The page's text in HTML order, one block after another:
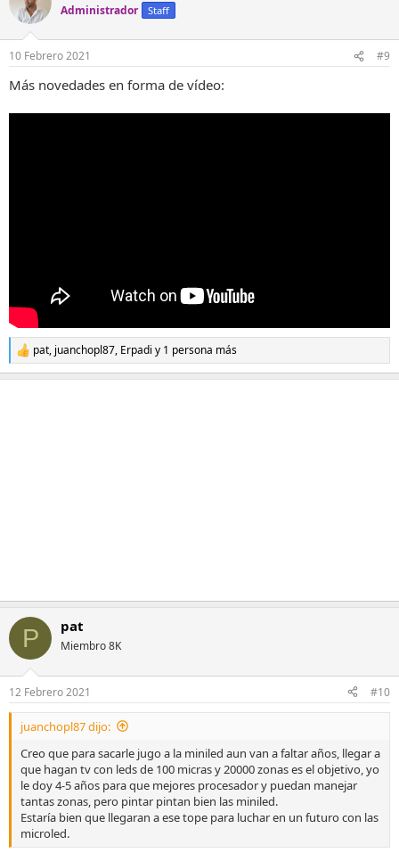
Administrador Staff
10 Febrero 2021 #9
Más novedades en forma de vídeo:
R
e
a
pat, juanchopl87, Erpadi y 1 persona más
P pat
Miembro 8K
12 Febrero 2021 #10
juanchopl87 dijo:
Creo que para sacarle jugo a la miniled aun van a faltar años, llegar a
que hagan tv con leds de 100 micras y 20000 zonas es el objetivo, yo
le doy 4-5 años para que mejores procesador y puedan manejar
tantas zonas, pero pintar pintan bien las miniled.
Estaría bien que llegaran a ese tope para luchar en un futuro con las
microled.